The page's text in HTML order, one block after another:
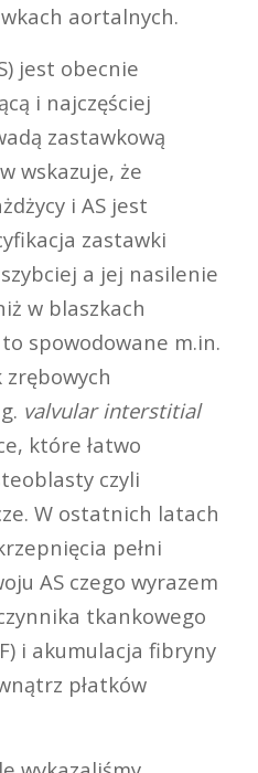
aortalnych.
jest obecnie
i najczęściej
zastawkową
wskazuje, że
i AS jest
zastawki
a jej nasilenie
w blaszkach
spowodowane m.in.
valvular interstitial
które łatwo
czyli
W ostatnich latach
pełni
AS czego wyrazem
tkankowego
i akumulacja fibryny
płatków